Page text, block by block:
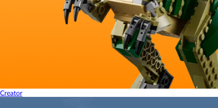
Creator